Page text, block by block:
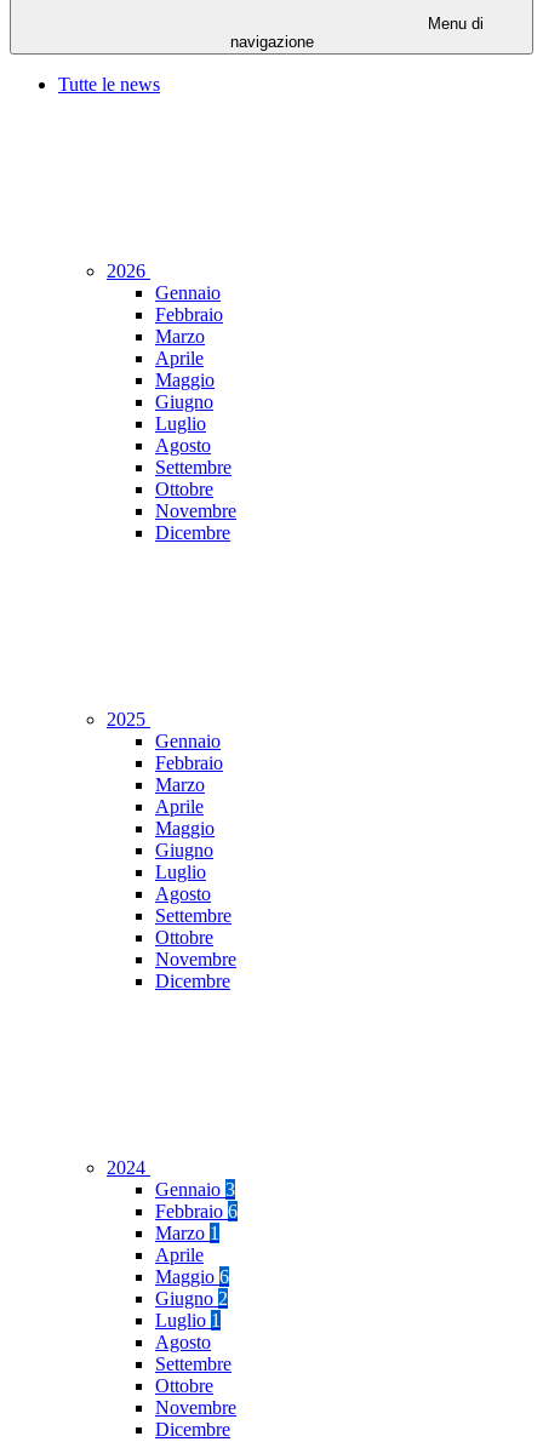
Menu di
navigazione
Tutte le news
2026
Gennaio
Febbraio
Marzo
Aprile
Maggio
Giugno
Luglio
Agosto
Settembre
Ottobre
Novembre
Dicembre
2025
Gennaio
Febbraio
Marzo
Aprile
Maggio
Giugno
Luglio
Agosto
Settembre
Ottobre
Novembre
Dicembre
2024
Gennaio 3
Febbraio 6
Marzo 1
Aprile
Maggio 6
Giugno 2
Luglio 1
Agosto
Settembre
Ottobre
Novembre
Dicembre